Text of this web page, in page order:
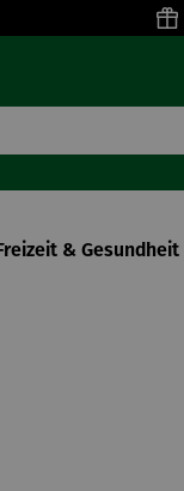
& Gesundheit